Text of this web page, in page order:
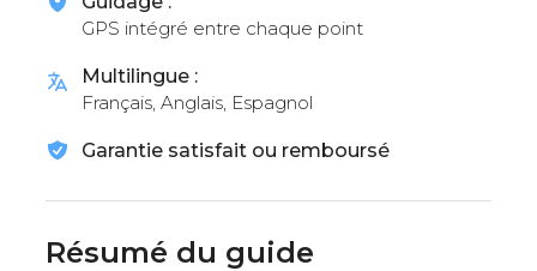
GPS intégré entre chaque point
Multilingue :
Français, Anglais, Espagnol
Garantie satisfait ou remboursé
Résumé du guide